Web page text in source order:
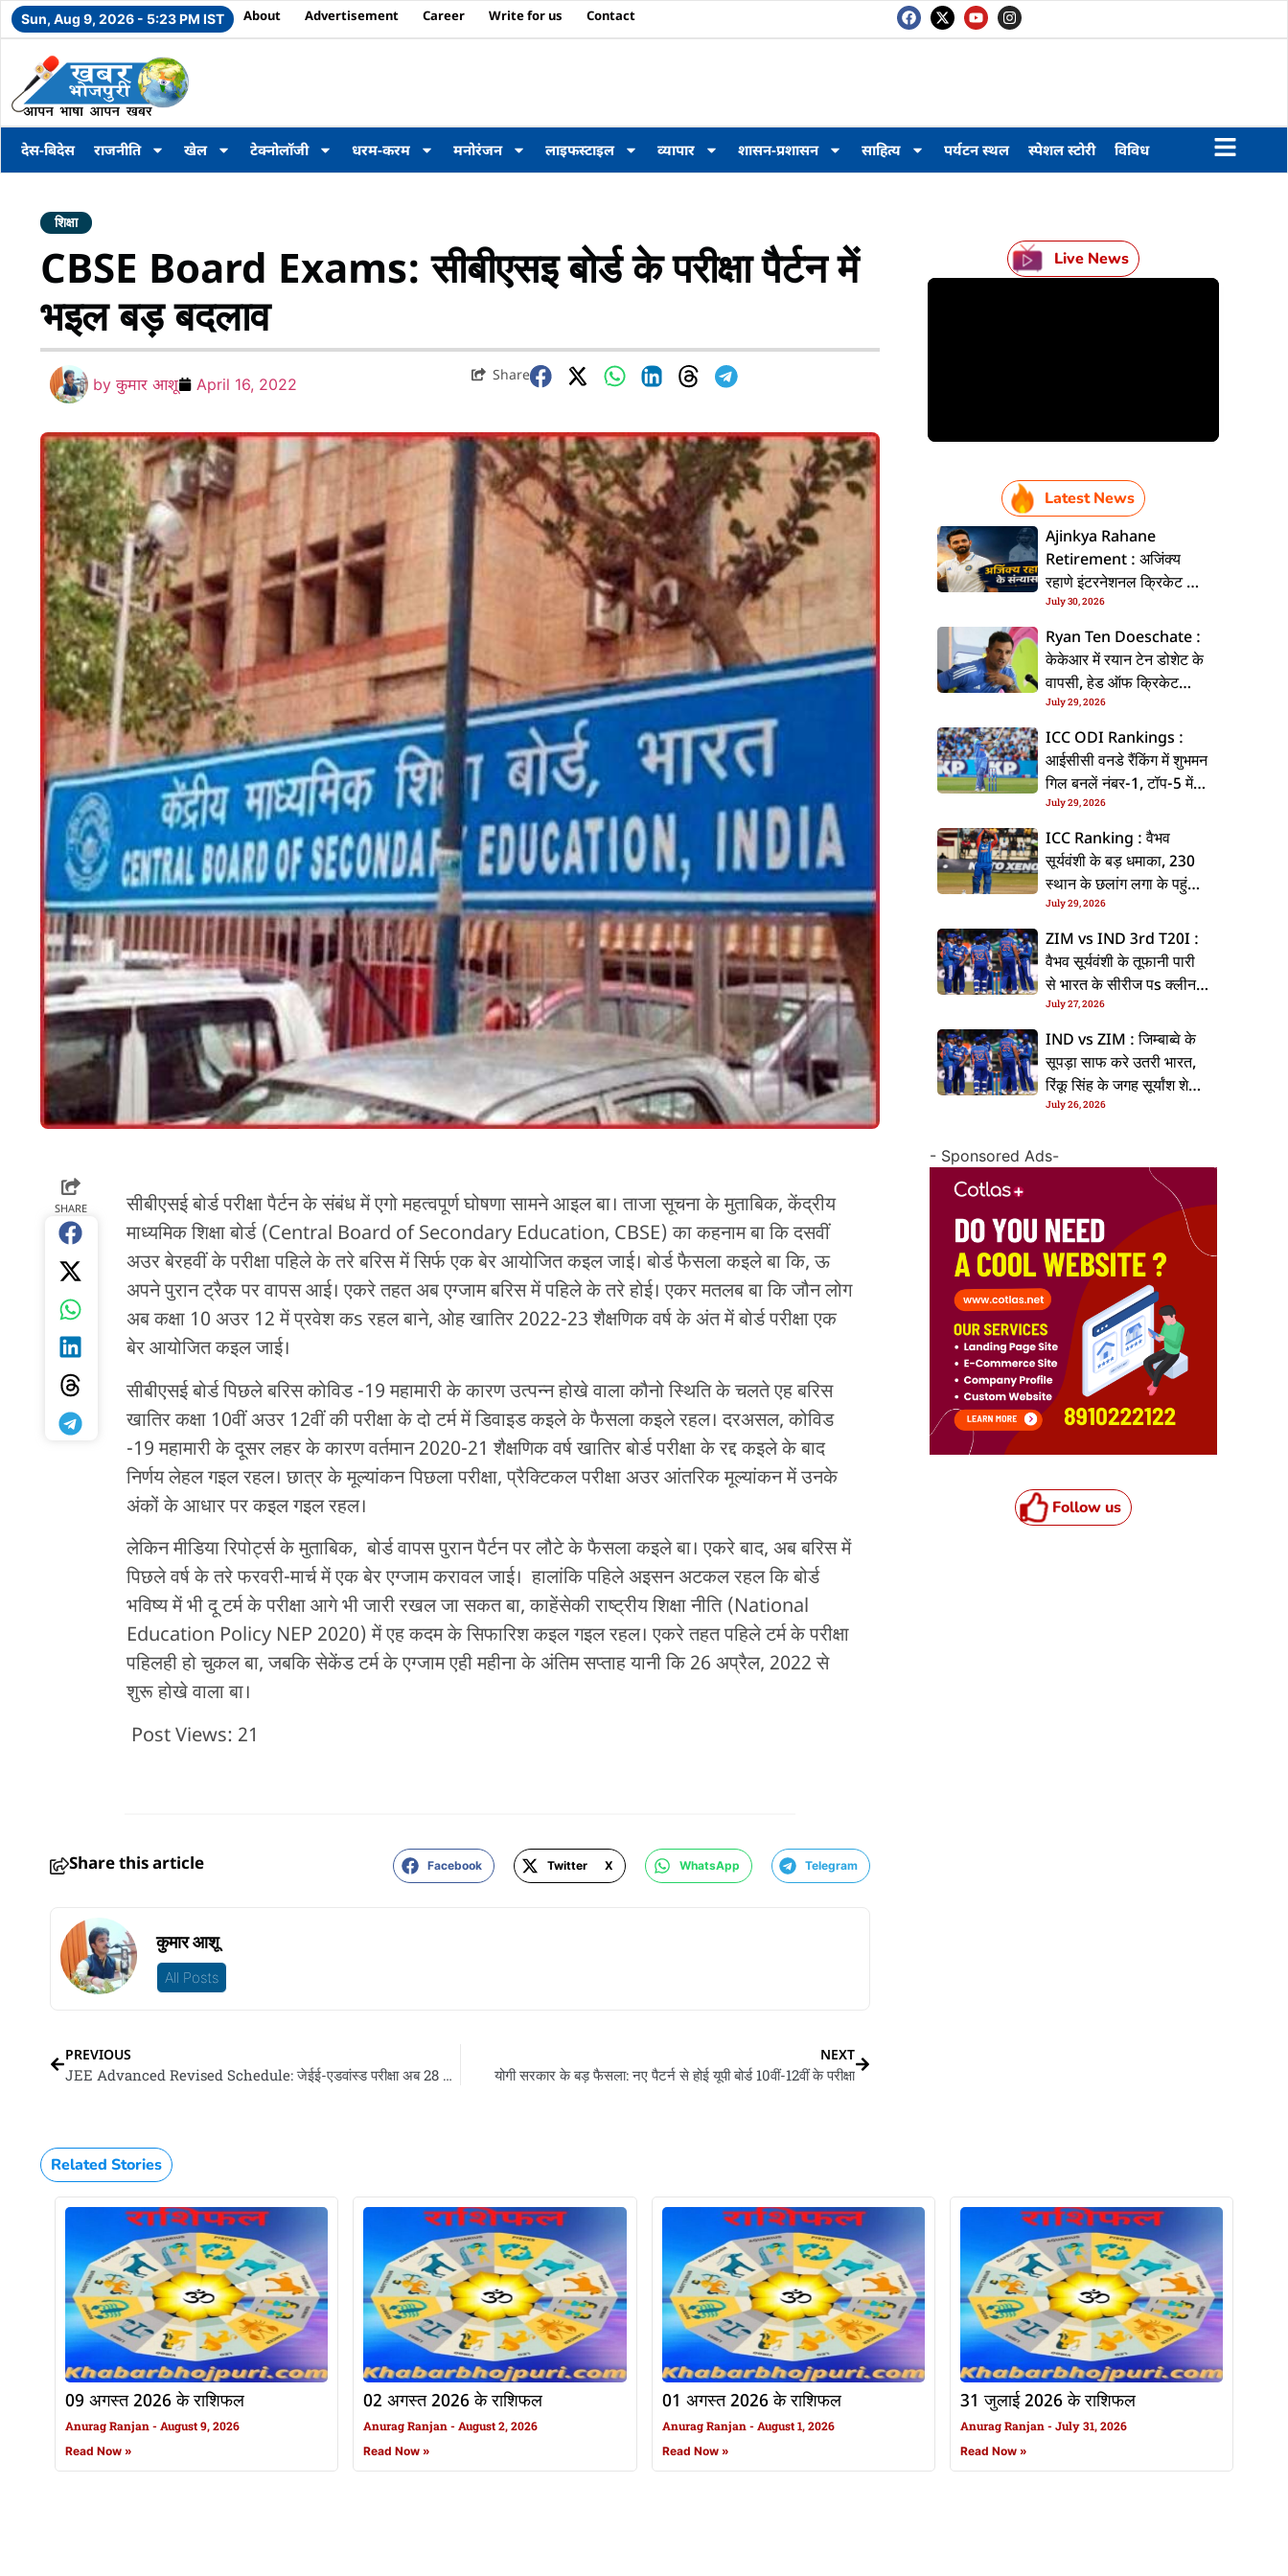
Sun, Aug 9, 2026 - 5:23 PM IST About Advertisement Career Write for us Contact
देस-बिदेस राजनीति खेल टेक्नोलॉजी धरम-करम मनोरंजन लाइफस्टाइल व्यापार शासन-प्रशासन साहित्य पर्यटन स्थल स्पेशल स्टोरी विविध
शिक्षा
CBSE Board Exams: सीबीएसइ बोर्ड के परीक्षा पैर्टन में
भइल बड़ बदलाव
by कुमार आशू April 16, 2022
Share
SHARE
सीबीएसई बोर्ड परीक्षा पैर्टन के संबंध में एगो महत्वपूर्ण घोषणा सामने आइल बा। ताजा सूचना के मुताबिक, केंद्रीय
माध्यमिक शिक्षा बोर्ड (Central Board of Secondary Education, CBSE) का कहनाम बा कि दसवीं
अउर बेरहवीं के परीक्षा पहिले के तरे बरिस में सिर्फ एक बेर आयोजित कइल जाई। बोर्ड फैसला कइले बा कि, ऊ
अपने पुरान ट्रैक पर वापस आई। एकरे तहत अब एग्जाम बरिस में पहिले के तरे होई। एकर मतलब बा कि जौन लोग
अब कक्षा 10 अउर 12 में प्रवेश कs रहल बाने, ओह खातिर 2022-23 शैक्षणिक वर्ष के अंत में बोर्ड परीक्षा एक
बेर आयोजित कइल जाई।
सीबीएसई बोर्ड पिछले बरिस कोविड -19 महामारी के कारण उत्पन्न होखे वाला कौनो स्थिति के चलते एह बरिस
खातिर कक्षा 10वीं अउर 12वीं की परीक्षा के दो टर्म में डिवाइड कइले के फैसला कइले रहल। दरअसल, कोविड
-19 महामारी के दूसर लहर के कारण वर्तमान 2020-21 शैक्षणिक वर्ष खातिर बोर्ड परीक्षा के रद्द कइले के बाद
निर्णय लेहल गइल रहल। छात्र के मूल्यांकन पिछला परीक्षा, प्रैक्टिकल परीक्षा अउर आंतरिक मूल्यांकन में उनके
अंकों के आधार पर कइल गइल रहल।
लेकिन मीडिया रिपोर्ट्स के मुताबिक, बोर्ड वापस पुरान पैर्टन पर लौटे के फैसला कइले बा। एकरे बाद, अब बरिस में
पिछले वर्ष के तरे फरवरी-मार्च में एक बेर एग्जाम करावल जाई। हालांकि पहिले अइसन अटकल रहल कि बोर्ड
भविष्य में भी दू टर्म के परीक्षा आगे भी जारी रखल जा सकत बा, काहेंसेकी राष्ट्रीय शिक्षा नीति (National
Education Policy NEP 2020) में एह कदम के सिफारिश कइल गइल रहल। एकरे तहत पहिले टर्म के परीक्षा
पहिलही हो चुकल बा, जबकि सेकेंड टर्म के एग्जाम एही महीना के अंतिम सप्ताह यानी कि 26 अप्रैल, 2022 से
शुरू होखे वाला बा।
Post Views: 21
Share this article Facebook Twitter X WhatsApp Telegram
कुमार आशू
All Posts
PREVIOUS
JEE Advanced Revised Schedule: जेईई-एडवांस्ड परीक्षा अब 28 अगस्त के होई
NEXT
योगी सरकार के बड़ फैसला: नए पैटर्न से होई यूपी बोर्ड 10वीं-12वीं के परीक्षा
Live News
Latest News
Ajinkya Rahane
Retirement : अजिंक्य
रहाणे इंटरनेशनल क्रिकेट से
ललें संन्यास, सोशल मीडिया
पs पोस्ट कs के कइलें एलान
July 30, 2026
Ryan Ten Doeschate :
केकेआर में रयान टेन डोशेट के
वापसी, हेड ऑफ क्रिकेट
स्ट्रेटजी के जिम्मेदारी संभरिहें
July 29, 2026
ICC ODI Rankings :
आईसीसी वनडे रैंकिंग में शुभमन
गिल बनलें नंबर-1, टॉप-5 में
भारत के तीन बल्लेबाज
July 29, 2026
ICC Ranking : वैभव
सूर्यवंशी के बड़ धमाका, 230
स्थान के छलांग लगा के पहुंचलें
48वां नंबर पs
July 29, 2026
ZIM vs IND 3rd T20I :
वैभव सूर्यवंशी के तूफानी पारी
से भारत के सीरीज पs क्लीन
स्वीप, जिम्बाब्वे 35 रन से
हारल
July 27, 2026
IND vs ZIM : जिम्बाब्वे के
सूपड़ा साफ करे उतरी भारत,
रिंकू सिंह के जगह सूर्यांश शेडगे
के मिल सकेला मवका
July 26, 2026
- Sponsored Ads-
Follow us
Related Stories
09 अगस्त 2026 के राशिफल
Anurag Ranjan August 9, 2026
Read Now »
02 अगस्त 2026 के राशिफल
Anurag Ranjan August 2, 2026
Read Now »
01 अगस्त 2026 के राशिफल
Anurag Ranjan August 1, 2026
Read Now »
31 जुलाई 2026 के राशिफल
Anurag Ranjan July 31, 2026
Read Now »